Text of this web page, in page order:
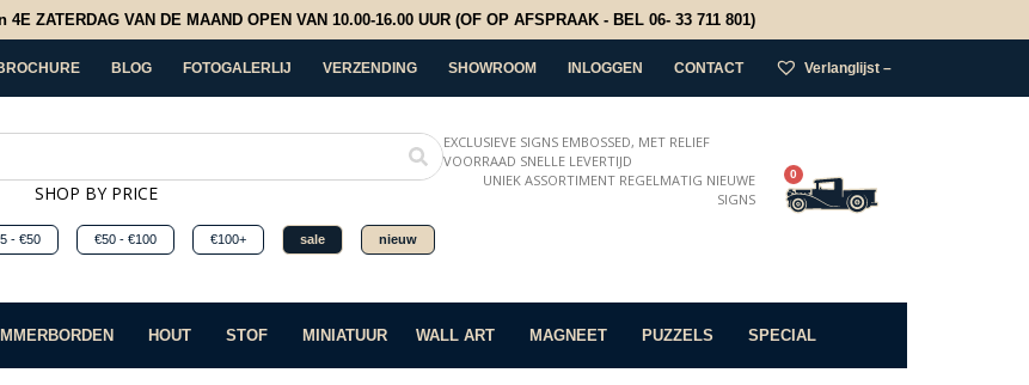
ZATERDAG VAN DE MAAND OPEN VAN 10.00-16.00 UUR (OF OP AFSPRAAK - BEL 06- 33 711 801)
BLOG FOTOGALERLIJ VERZENDING SHOWROOM INLOGGEN CONTACT Verlanglijst –
SHOP BY PRICE
- €50 €50 - €100 €100+ sale nieuw
EXCLUSIEVE SIGNS EMBOSSED, MET RELIEF
VOORRAAD SNELLE LEVERTIJD
UNIEK ASSORTIMENT REGELMATIG NIEUWE
SIGNS
0
HOUT STOF MINIATUUR WALL ART MAGNEET PUZZELS SPECIAL